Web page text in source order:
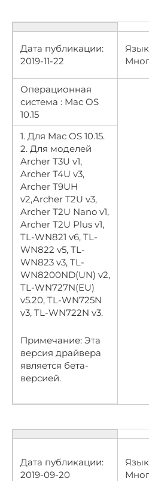
Дата публикации:
2019-11-22
Операционная
система : Mac OS
10.15
1. Для Mac OS 10.15.
2. Для моделей
Archer T3U v1,
Archer T4U v3,
Archer T9UH
v2,Archer T2U v3,
Archer T2U Nano v1,
Archer T2U Plus v1,
TL-WN821 v6, TL-
WN822 v5, TL-
WN823 v3, TL-
WN8200ND(UN) v2,
TL-WN727N(EU)
v5.20, TL-WN725N
v3, TL-WN722N v3.
Примечание: Эта
версия драйвера
является бета-
версией.
Дата публикации:
2019-09-20